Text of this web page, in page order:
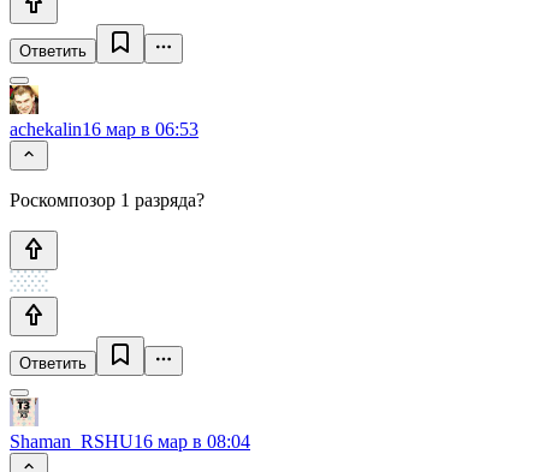
Ответить
achekalin16 мар в 06:53
Роскомпозор 1 разряда?
Ответить
Shaman_RSHU16 мар в 08:04